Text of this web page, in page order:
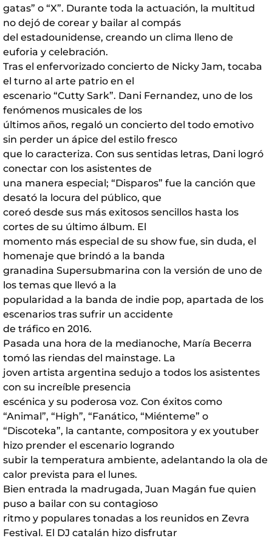
gatas” o “X”. Durante toda la actuación, la multitud
no dejó de corear y bailar al compás
del estadounidense, creando un clima lleno de
euforia y celebración.
Tras el enfervorizado concierto de Nicky Jam, tocaba
el turno al arte patrio en el
escenario “Cutty Sark”. Dani Fernandez, uno de los
fenómenos musicales de los
últimos años, regaló un concierto del todo emotivo
sin perder un ápice del estilo fresco
que lo caracteriza. Con sus sentidas letras, Dani logró
conectar con los asistentes de
una manera especial; “Disparos” fue la canción que
desató la locura del público, que
coreó desde sus más exitosos sencillos hasta los
cortes de su último álbum. El
momento más especial de su show fue, sin duda, el
homenaje que brindó a la banda
granadina Supersubmarina con la versión de uno de
los temas que llevó a la
popularidad a la banda de indie pop, apartada de los
escenarios tras sufrir un accidente
de tráfico en 2016.
Pasada una hora de la medianoche, María Becerra
tomó las riendas del mainstage. La
joven artista argentina sedujo a todos los asistentes
con su increíble presencia
escénica y su poderosa voz. Con éxitos como
“Animal”, “High”, “Fanático, “Miénteme” o
“Discoteka”, la cantante, compositora y ex youtuber
hizo prender el escenario logrando
subir la temperatura ambiente, adelantando la ola de
calor prevista para el lunes.
Bien entrada la madrugada, Juan Magán fue quien
puso a bailar con su contagioso
ritmo y populares tonadas a los reunidos en Zevra
Festival. El DJ catalán hizo disfrutar